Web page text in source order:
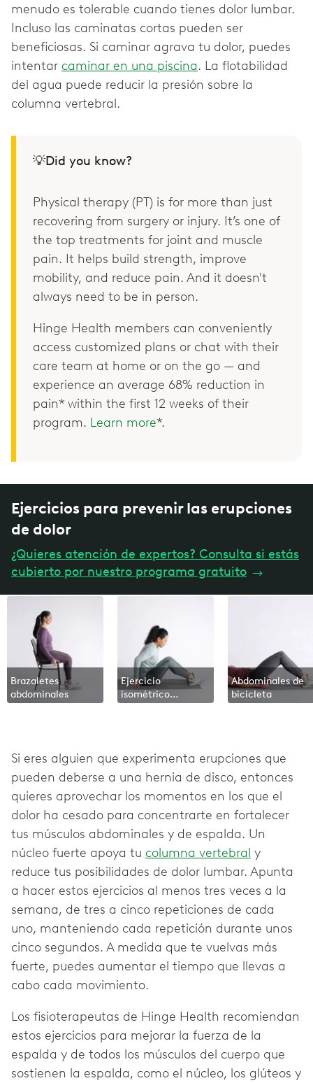
menudo es tolerable cuando tienes dolor lumbar.
Incluso las caminatas cortas pueden ser
beneficiosas. Si caminar agrava tu dolor, puedes
intentar caminar en una piscina. La flotabilidad
del agua puede reducir la presión sobre la
columna vertebral.
💡Did you know?
Physical therapy (PT) is for more than just
recovering from surgery or injury. It’s one of
the top treatments for joint and muscle
pain. It helps build strength, improve
mobility, and reduce pain. And it doesn't
always need to be in person.
Hinge Health members can conveniently
access customized plans or chat with their
care team at home or on the go — and
experience an average 68% reduction in
pain* within the first 12 weeks of their
program. Learn more*.
Ejercicios para prevenir las erupciones
de dolor
¿Quieres atención de expertos? Consulta si estás
cubierto por nuestro programa gratuito →
Brazaletes
abdominales
Ejercicio
isométrico
Abdominales de
bicicleta
Si eres alguien que experimenta erupciones que
pueden deberse a una hernia de disco, entonces
quieres aprovechar los momentos en los que el
dolor ha cesado para concentrarte en fortalecer
tus músculos abdominales y de espalda. Un
núcleo fuerte apoya tu columna vertebral y
reduce tus posibilidades de dolor lumbar. Apunta
a hacer estos ejercicios al menos tres veces a la
semana, de tres a cinco repeticiones de cada
uno, manteniendo cada repetición durante unos
cinco segundos. A medida que te vuelvas más
fuerte, puedes aumentar el tiempo que llevas a
cabo cada movimiento.
Los fisioterapeutas de Hinge Health recomiendan
estos ejercicios para mejorar la fuerza de la
espalda y de todos los músculos del cuerpo que
sostienen la espalda, como el núcleo, los glúteos y